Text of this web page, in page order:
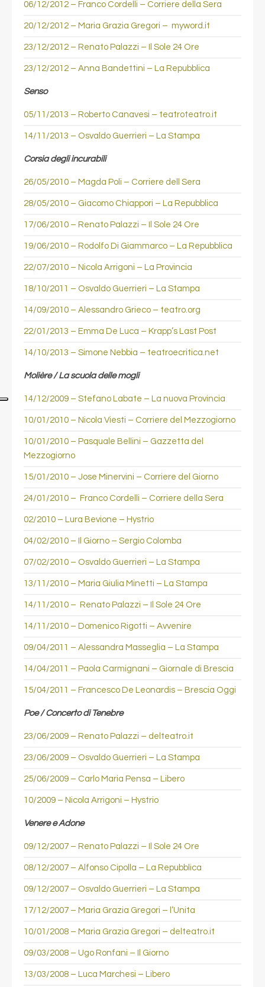
06/12/2012 – Franco Cordelli – Corriere della Sera
20/12/2012 – Maria Grazia Gregori – myword.it
23/12/2012 – Renato Palazzi – Il Sole 24 Ore
23/12/2012 – Anna Bandettini – La Repubblica
Senso
05/11/2013 – Roberto Canavesi – teatroteatro.it
14/11/2013 – Osvaldo Guerrieri – La Stampa
Corsia degli incurabili
26/05/2010 – Magda Poli – Corriere dell Sera
28/05/2010 – Giacomo Chiappori – La Repubblica
17/06/2010 – Renato Palazzi – Il Sole 24 Ore
19/06/2010 – Rodolfo Di Giammarco – La Repubblica
22/07/2010 – Nicola Arrigoni – La Provincia
18/10/2011 – Osvaldo Guerrieri – La Stampa
14/09/2010 – Alessandro Grieco – teatro.org
22/01/2013 – Emma De Luca – Krapp’s Last Post
14/10/2013 – Simone Nebbia – teatroecritica.net
Molière / La scuola delle mogli
14/12/2009 – Stefano Labate – La nuova Provincia
10/01/2010 – Nicola Viesti – Corriere del Mezzogiorno
10/01/2010 – Pasquale Bellini – Gazzetta del
Mezzogiorno
15/01/2010 – Jose Minervini – Corriere del Giorno
24/01/2010 – Franco Cordelli – Corriere della Sera
02/2010 – Lura Bevione – Hystrio
04/02/2010 – Il Giorno – Sergio Colomba
07/02/2010 – Osvaldo Guerrieri – La Stampa
13/11/2010 – Maria Giulia Minetti – La Stampa
14/11/2010 – Renato Palazzi – Il Sole 24 Ore
14/11/2010 – Domenico Rigotti – Avvenire
09/04/2011 – Alessandra Masseglia – La Stampa
14/04/2011 – Paola Carmignani – Giornale di Brescia
15/04/2011 – Francesco De Leonardis – Brescia Oggi
Poe / Concerto di Tenebre
23/06/2009 – Renato Palazzi – delteatro.it
23/06/2009 – Osvaldo Guerrieri – La Stampa
25/06/2009 – Carlo Maria Pensa – Libero
10/2009 – Nicola Arrigoni – Hystrio
Venere e Adone
09/12/2007 – Renato Palazzi – Il Sole 24 Ore
08/12/2007 – Alfonso Cipolla – La Repubblica
09/12/2007 – Osvaldo Guerrieri – La Stampa
17/12/2007 – Maria Grazia Gregori – l’Unita
10/01/2008 – Maria Grazia Gregori – delteatro.it
09/03/2008 – Ugo Ronfani – Il Giorno
13/03/2008 – Luca Marchesi – Libero